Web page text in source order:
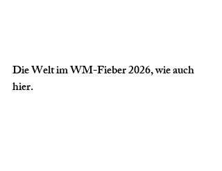
Die Welt im WM-Fieber 2026, wie auch
hier.